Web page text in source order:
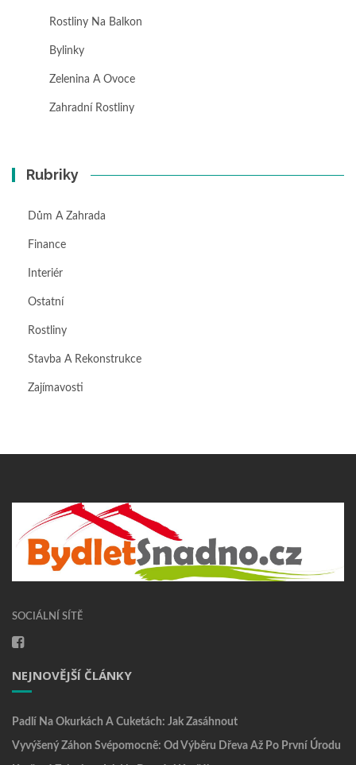
Rostliny Na Balkon
Bylinky
Zelenina A Ovoce
Zahradní Rostliny
Rubriky
Dům A Zahrada
Finance
Interiér
Ostatní
Rostliny
Stavba A Rekonstrukce
Zajímavosti
SOCIÁLNÍ SÍTĚ
NEJNOVĚJŠÍ ČLÁNKY
Padlí Na Okurkách A Cuketách: Jak Zasáhnout
Vyvýšený Záhon Svépomocně: Od Výběru Dřeva Až Po První Úrodu